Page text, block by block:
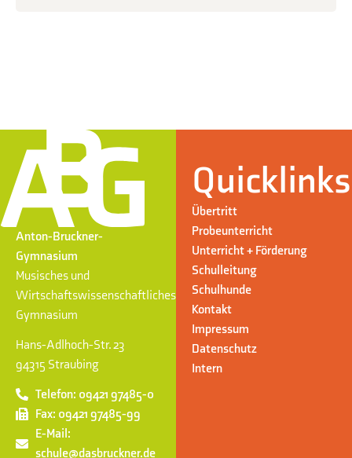
Anton-Bruckner-
Gymnasium
Musisches und
Wirtschaftswissenschaftliches
Gymnasium
Hans-Adlhoch-Str. 23
94315 Straubing
Telefon: 09421 97485-0
Fax: 09421 97485-99
E-Mail:
schule@dasbruckner.de
Quicklinks
Übertritt
Probeunterricht
Unterricht + Förderung
Schulleitung
Schulhunde
Kontakt
Impressum
Datenschutz
Intern